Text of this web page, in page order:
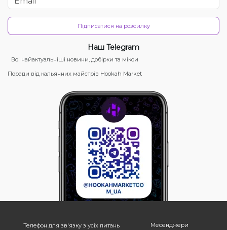
Підписатися на розсилку
Наш Telegram
Всі найактуальніші новини, добірки та мікси
Поради від кальянних майстрів Hookah Market
Телефон для зв'язку з усіх питань Месенджери